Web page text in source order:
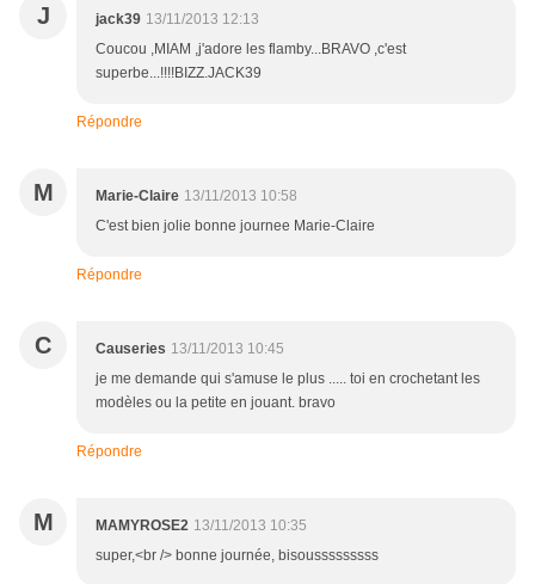
J jack39 13/11/2013 12:13
Coucou ,MIAM ,j'adore les flamby...BRAVO ,c'est
superbe...!!!!BIZZ.JACK39
Répondre
M Marie-Claire 13/11/2013 10:58
C'est bien jolie bonne journee Marie-Claire
Répondre
C Causeries 13/11/2013 10:45
je me demande qui s'amuse le plus ..... toi en crochetant les
modèles ou la petite en jouant. bravo
Répondre
M MAMYROSE2 13/11/2013 10:35
super,<br /> bonne journée, bisousssssssss